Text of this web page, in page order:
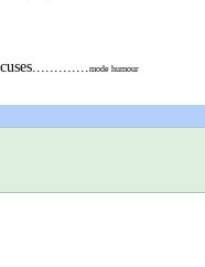
mode humour